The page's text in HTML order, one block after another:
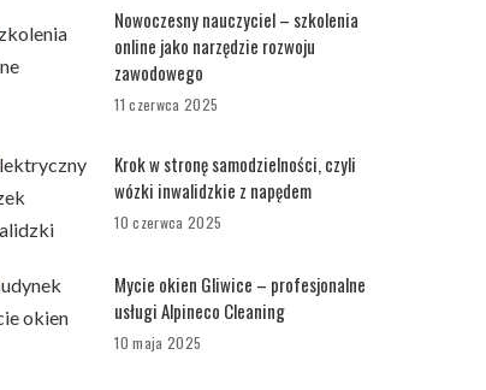
Nowoczesny nauczyciel – szkolenia
online jako narzędzie rozwoju
zawodowego
11 czerwca 2025
Krok w stronę samodzielności, czyli
wózki inwalidzkie z napędem
10 czerwca 2025
Mycie okien Gliwice – profesjonalne
usługi Alpineco Cleaning
10 maja 2025